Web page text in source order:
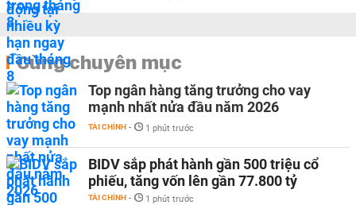
Cùng chuyên mục
Top ngân hàng tăng trưởng cho vay
mạnh nhất nửa đầu năm 2026
TÀI CHÍNH - 1 phút trước
BIDV sắp phát hành gần 500 triệu cổ
phiếu, tăng vốn lên gần 77.800 tỷ
TÀI CHÍNH - 1 phút trước